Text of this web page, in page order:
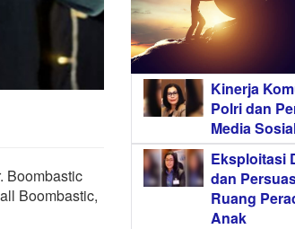
Boombastic
Boombastic,
Kinerja
Polri dan
Media
Eksploitasi
dan
Ruang
Anak